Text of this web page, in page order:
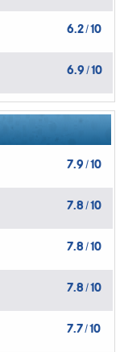
6.2/10
6.9 /10
7.9 /10
7.8 /10
7.8/10
7.8 /10
7.7/10